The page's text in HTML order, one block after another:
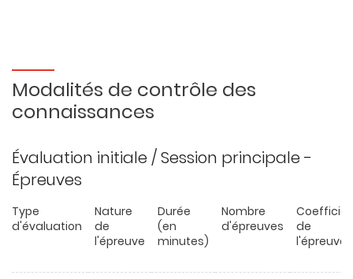
Modalités de contrôle des
connaissances
Évaluation initiale / Session principale -
Épreuves
Type
d'évaluation
Nature
de
l'épreuve
Durée
(en
minutes)
Nombre
d'épreuves
de
l'épreuve